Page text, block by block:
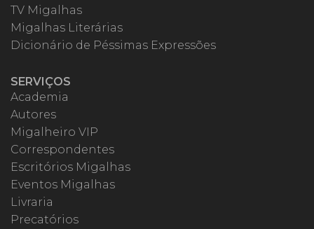
TV Migalhas
Migalhas Literárias
Dicionário de Péssimas Expressões
SERVIÇOS
Academia
Autores
Migalheiro VIP
Correspondentes
Escritórios Migalhas
Eventos Migalhas
Livraria
Precatórios